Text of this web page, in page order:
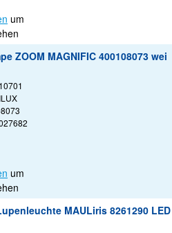
um
ZOOM MAGNIFIC 400108073 wei
um
MAULiris 8261290 LED